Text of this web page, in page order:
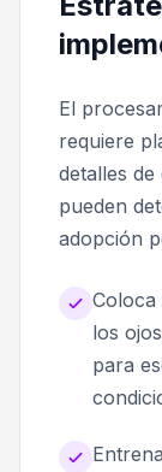
El
requiere
detalles
pueden
adopción
Coloca
los
para